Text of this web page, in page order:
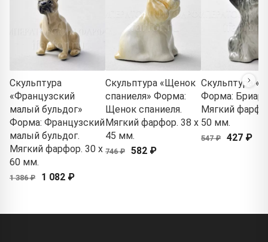
Скульптура
«Французский
малый бульдог»
Форма: Французский
малый бульдог.
Мягкий фарфор. 30 x
60 мм.
1 386 ₽ 1 082 ₽
Скульптура «Щенок
спаниеля» Форма:
Щенок спаниеля.
Мягкий фарфор. 38 x
45 мм.
746 ₽ 582 ₽
Скульптура
Форма: Бриар.
Мягкий
50 мм.
547 ₽ 427 ₽